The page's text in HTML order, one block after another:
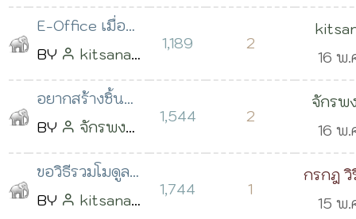
16:16 น.
บ่อย
วิริยะ
โพสต์
08:18 น.
2560 เ
E-Office เมื่อ
อนุมัติห้อง
ประชุมแล้ว ไม่มี
BY
kitsana
freeman
09:03 น.
1,189 2
16 พ.
2562 เ
อยากสร้างชิ้น
งานตั้งแต่แรก
สามารถใช้
BY
จักรพงษ์
ธรรมวิเชียร
โพสต์เมื่อ 15
1,544 2
จักรพ
ธรรมวิ
16 พ.
2562 เ
ขอวิธีรวมโมดูล
และกำหนดสิทธิ์
BY
kitsana
1,744 1
กรกฎ วิ
15 พ.